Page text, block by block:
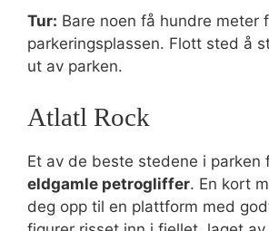
Tur: Bare noen få hundre meter
parkeringsplassen. Flott sted å
ut av parken.
Atlatl Rock
Et av de beste stedene i parken
eldgamle petrogliffer. En kort
deg opp til en plattform med